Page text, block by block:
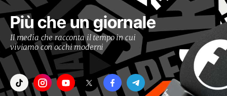
Più che un giornale
Il media che racconta il tempo in cui
viviamo con occhi moderni